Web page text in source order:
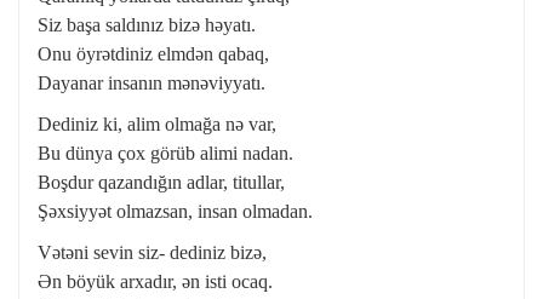
Siz başa saldınız bizə həyatı.
Onu öyrətdiniz elmdən qabaq,
Dayanar insanın mənəviyyatı.
Dediniz ki, alim olmağa nə var,
Bu dünya çox görüb alimi nadan.
Boşdur qazandığın adlar, titullar,
Şəxsiyyət olmazsan, insan olmadan.
Vətəni sevin siz- dediniz bizə,
Ən böyük arxadır, ən isti ocaq.